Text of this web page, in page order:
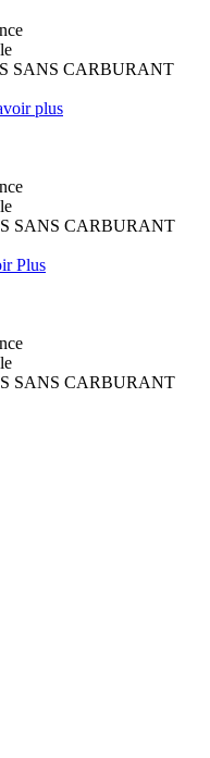
SANS CARBURANT
plus
SANS CARBURANT
Plus
SANS CARBURANT